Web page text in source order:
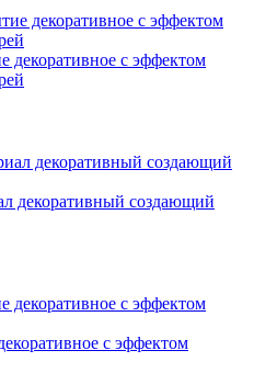
декоративное с эффектом
декоративный создающий
с эффектом